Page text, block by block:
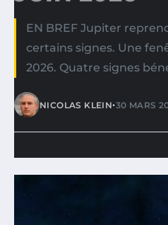
EN BREF Jupiter
certains signes. Une
2026. Quatre signes
NICOLAS KLEIN•30 MARS